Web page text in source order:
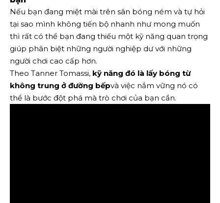
Nếu bạn đang miệt mài trên sân bóng ném và tự hỏi
tại sao mình không tiến bộ nhanh như mong muốn
thì rất có thể bạn đang thiếu một kỹ năng quan trọng
giúp phân biệt những người nghiệp dư với những
người chơi cao cấp hơn.
Theo Tanner Tomassi, kỹ năng đó là lấy bóng từ
không trung ở đường bếpvà việc nắm vững nó có
thể là bước đột phá mà trò chơi của bạn cần.